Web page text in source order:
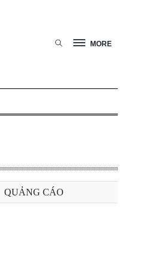
MORE
QUẢNG CÁO